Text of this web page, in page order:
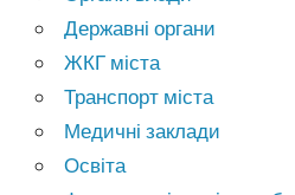
Державні органи
ЖКГ міста
Транспорт міста
Медичні заклади
Освіта